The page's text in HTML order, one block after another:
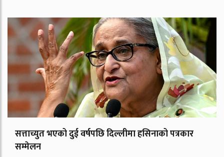
सत्ताच्युत भएको दुई वर्षपछि दिल्लीमा हसिनाको पत्रकार
सम्मेलन